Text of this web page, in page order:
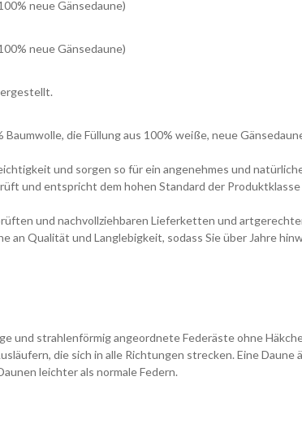
neue Gänsedaune)
neue Gänsedaune)
die Füllung aus 100% weiße, neue
und sorgen so für ein angenehmes und
und entspricht dem hohen Standard der
und nachvollziehbaren Lieferketten und
an Qualität und Langlebigkeit, sodass Sie über Jahre
und strahlenförmig angeordnete Federäste ohne
die sich in alle Richtungen strecken. Eine
leichter als normale Federn.